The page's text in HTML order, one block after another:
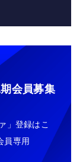
会員募集
」登録はこ
員専用